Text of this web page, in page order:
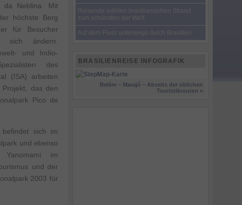
da Neblina. Mit
höchste Berg
für Besucher
sich ändern.
und Indio-
des
(ISA) arbeiten
das den
Pico de
sich im
und ebenso
Yanomami im
und der
2003 für
Reisende wählen brasilianischen Strand
zum schönsten der Welt
Auf dem Fluss unterwegs durch Brasilien
BRASILIENREISE INFOGRAFIK
Belém – Marajó – Abseits der üblichen
Touristikrouten »